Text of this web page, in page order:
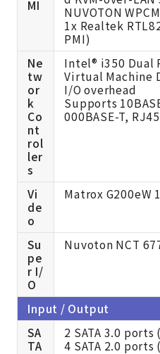
MI
NUVOTON
1x Realtek
PMI)
Ne
tw
or
k
Co
nt
rol
ler
s
Intel® i350 Dual
Virtual Machine
I/O overhead
Supports
000BASE-T,
Vi
de
o
Matrox G200eW
Su
pe
r I/
O
Nuvoton NCT
Input / Output
SA
TA
2 SATA 3.0 ports
4 SATA 2.0 ports